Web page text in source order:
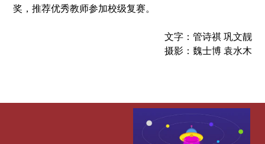
奖，推荐优秀教师参加校级复赛。
文字：管诗祺 巩文靓
摄影：魏士博 袁水木